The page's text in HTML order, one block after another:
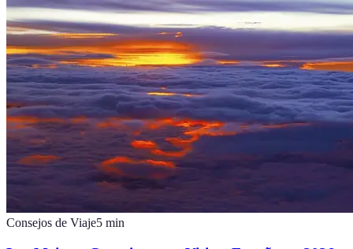
Consejos de Viaje5 min